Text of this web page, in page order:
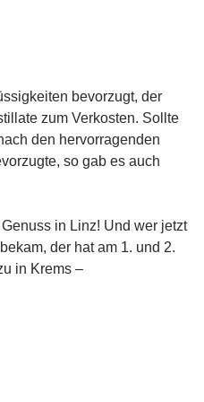
bevorzugt, der
zum Verkosten. Sollte
den hervorragenden
so gab es auch
in Linz! Und wer jetzt
der hat am 1. und 2.
in Krems –